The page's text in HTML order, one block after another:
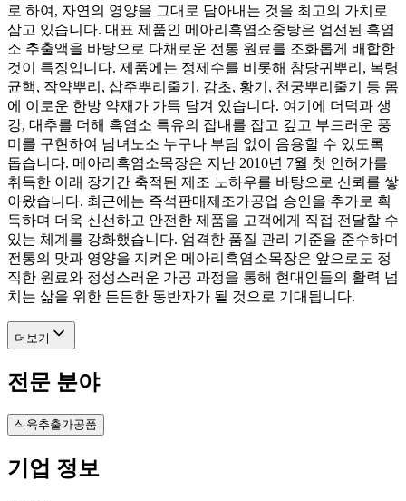
로 하여, 자연의 영양을 그대로 담아내는 것을 최고의 가치로
삼고 있습니다. 대표 제품인 메아리흑염소중탕은 엄선된 흑염
소 추출액을 바탕으로 다채로운 전통 원료를 조화롭게 배합한
것이 특징입니다. 제품에는 정제수를 비롯해 참당귀뿌리, 복령
균핵, 작약뿌리, 삽주뿌리줄기, 감초, 황기, 천궁뿌리줄기 등 몸
에 이로운 한방 약재가 가득 담겨 있습니다. 여기에 더덕과 생
강, 대추를 더해 흑염소 특유의 잡내를 잡고 깊고 부드러운 풍
미를 구현하여 남녀노소 누구나 부담 없이 음용할 수 있도록
돕습니다. 메아리흑염소목장은 지난 2010년 7월 첫 인허가를
취득한 이래 장기간 축적된 제조 노하우를 바탕으로 신뢰를 쌓
아왔습니다. 최근에는 즉석판매제조가공업 승인을 추가로 획
득하며 더욱 신선하고 안전한 제품을 고객에게 직접 전달할 수
있는 체계를 강화했습니다. 엄격한 품질 관리 기준을 준수하며
전통의 맛과 영양을 지켜온 메아리흑염소목장은 앞으로도 정
직한 원료와 정성스러운 가공 과정을 통해 현대인들의 활력 넘
치는 삶을 위한 든든한 동반자가 될 것으로 기대됩니다.
더보기
전문 분야
식육추출가공품
기업 정보